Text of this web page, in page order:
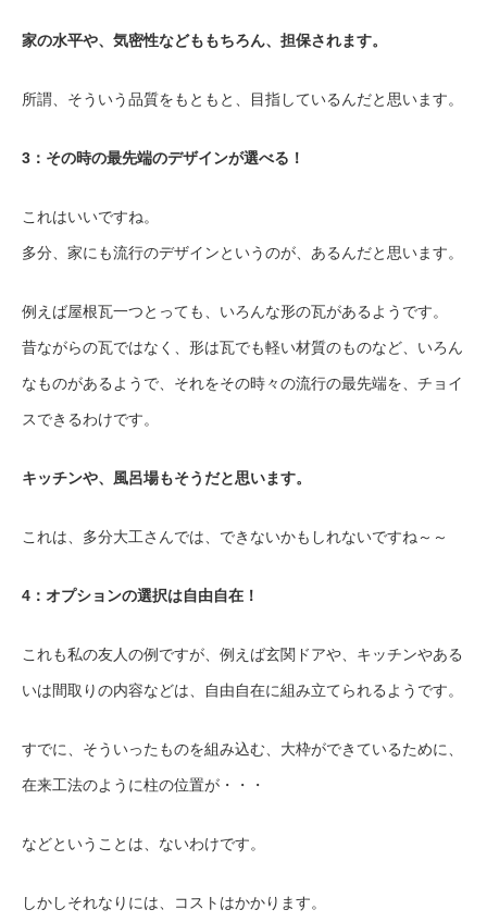
家の水平や、気密性などももちろん、担保されます。
所謂、そういう品質をもともと、目指しているんだと思います。
3：その時の最先端のデザインが選べる！
これはいいですね。
多分、家にも流行のデザインというのが、あるんだと思います。
例えば屋根瓦一つとっても、いろんな形の瓦があるようです。
昔ながらの瓦ではなく、形は瓦でも軽い材質のものなど、いろん
なものがあるようで、それをその時々の流行の最先端を、チョイ
スできるわけです。
キッチンや、風呂場もそうだと思います。
これは、多分大工さんでは、できないかもしれないですね～～
4：オプションの選択は自由自在！
これも私の友人の例ですが、例えば玄関ドアや、キッチンやある
いは間取りの内容などは、自由自在に組み立てられるようです。
すでに、そういったものを組み込む、大枠ができているために、
在来工法のように柱の位置が・・・
などということは、ないわけです。
しかしそれなりには、コストはかかります。